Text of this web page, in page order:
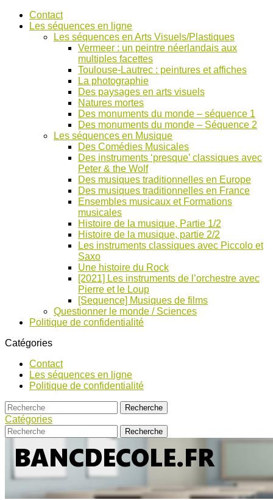
AccéderContact
Les séquences en ligne
Les séquences en Arts Visuels/Plastiques
Vermeer : un peintre néerlandais aux
multiples facettes
Toulouse-Lautrec : peintures et affiches
La photographie
Des paysages en arts visuels
Natures mortes
Des monuments du monde – séquence 1
Des monuments du monde – Séquence 2
Les séquences en Musique
Des Comédies Musicales
Des instruments ‘presque’ classiques avec
Peter & the Wolf
Des musiques traditionnelles en Europe
Des musiques traditionnelles en France
Ensembles musicaux et Formations
musicales
Histoire de la musique, Partie 1/2
Histoire de la musique, partie 2/2
Les instruments classiques avec Piccolo et
Saxo
Une histoire du Rock
[2021] Les instruments de l’orchestre avec
Pierre et le Loup
[Sequence] Musiques de films
Questionner le monde / Sciences
Politique de confidentialité
Catégories
Contact
Les séquences en ligne
Politique de confidentialité
Catégories